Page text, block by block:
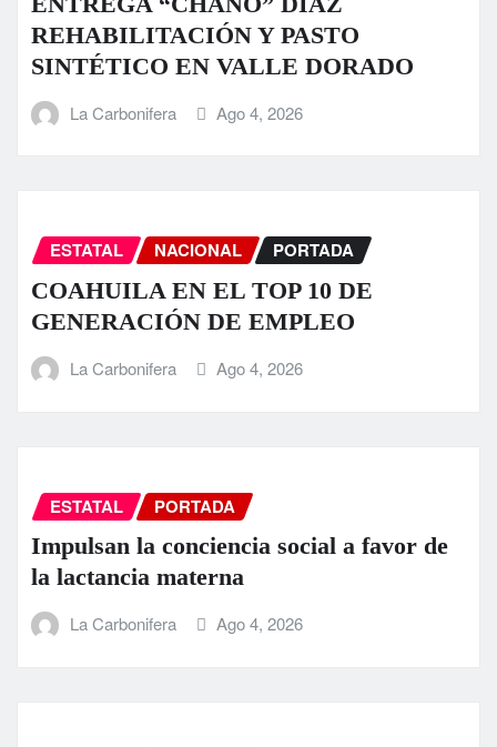
REHABILITACIÓN Y PASTO
SINTÉTICO EN VALLE DORADO
La Carbonifera Ago 4, 2026
ESTATAL NACIONAL PORTADA
COAHUILA EN EL TOP 10 DE
GENERACIÓN DE EMPLEO
La Carbonifera Ago 4, 2026
ESTATAL PORTADA
Impulsan la conciencia social a favor de
la lactancia materna
La Carbonifera Ago 4, 2026